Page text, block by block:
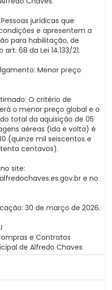
jurídicas que
e apresentem a
para habilitação, de
68 da Lei 14.133/21.
Menor preço
O critério de
o menor preço global e o
total da aquisição de 05
aéreas (ida e volta) é
(quinze mil seiscentos e
centavos).
site:
e no
30 de março de 2026.
e Contratos
de Alfredo Chaves